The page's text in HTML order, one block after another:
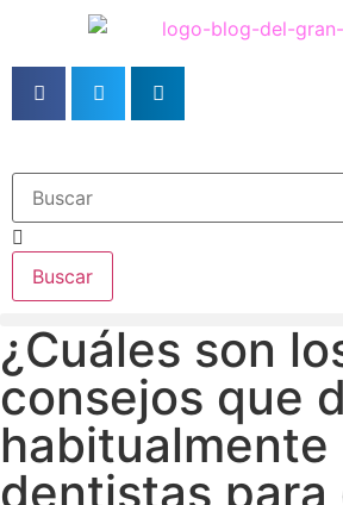
Buscar
¿Cuáles son
consejos que
habitualmente
dentistas para